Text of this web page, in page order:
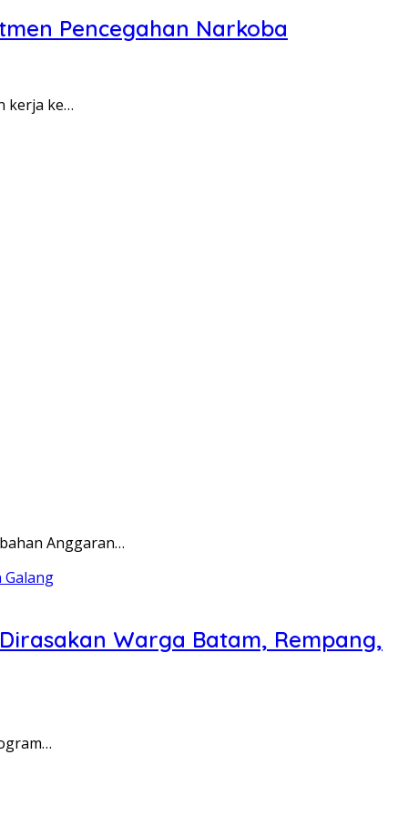
Pencegahan Narkoba
kerja ke…
Anggaran…
Warga Batam, Rempang,